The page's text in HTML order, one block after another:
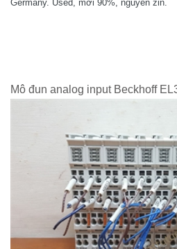
Germany. Used, mới 90%, nguyên zin.
Mô đun analog input Beckhoff